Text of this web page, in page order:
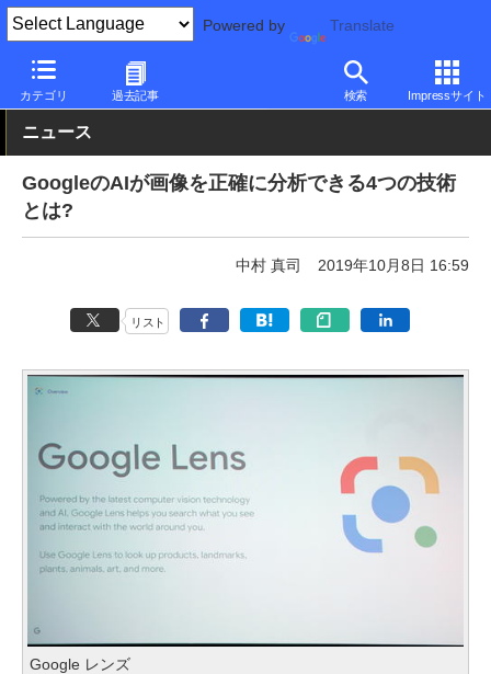
Powered by Translate
カテゴリ 過去記事 検索 Impressサイト
PC Watch 市場 技術
ニュース
GoogleのAIが画像を正確に分析できる4つの技術
とは?
中村 真司 2019年10月8日 16:59
リスト
Google レンズ